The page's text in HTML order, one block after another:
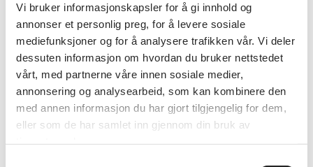
Vi bruker informasjonskapsler for å gi innhold og
annonser et personlig preg, for å levere sosiale
mediefunksjoner og for å analysere trafikken vår. Vi deler
dessuten informasjon om hvordan du bruker nettstedet
vårt, med partnerne våre innen sosiale medier,
annonsering og analysearbeid, som kan kombinere den
med annen informasjon du har gjort tilgjengelig for dem,
eller som de har samlet inn gjennom din bruk av
15.10–15.30Oppsummering og vel hjem v/Anne-Kari
Minsaas, avdelingsleder for frivillighet,
Pensjonistforbundet
Andre nyheter
Se alle nyheter